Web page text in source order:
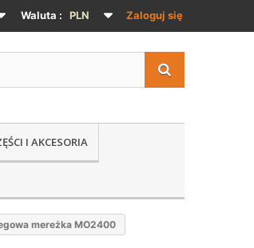
Zaloguj się
Waluta : PLN
I AKCESORIA
mereżka MO2400